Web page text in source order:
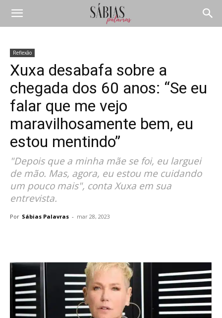
Reflexão
Xuxa desabafa sobre a
chegada dos 60 anos: “Se eu
falar que me vejo
maravilhosamente bem, eu
estou mentindo”
"Depois que a minha mãe se foi, eu larguei
de mão. Mas, agora, eu estou me cuidando
um pouco mais", conta Xuxa em sua
entrevista.
Por Sábias Palavras - mar 28, 2023